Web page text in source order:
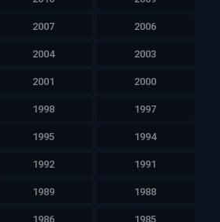
2007 2006
2004 2003
2001 2000
1998 1997
1995 1994
1992 1991
1989 1988
1986 1985